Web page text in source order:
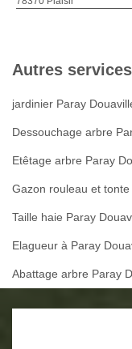
Autres services
jardinier Paray
Dessouchage arbre
Etêtage arbre Paray
Gazon rouleau et
Taille haie Paray
Elagueur à Paray
Abattage arbre Paray